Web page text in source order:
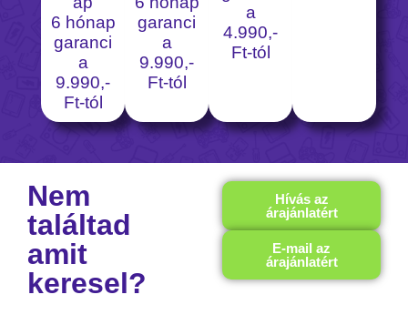
6 hónap
garanci
a
9.990,-
Ft-tól
garanci
a
9.990,-
Ft-tól
a
4.990,-
Ft-tól
Nem
találtad
amit
keresel?
Hívás az
árajánlatért
E-mail az
árajánlatért